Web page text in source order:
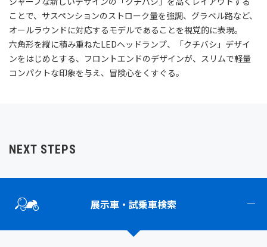
ことで、サスペンションのストローク量を強調、グラベル路など、
オールラウンドに対応するモデルであることを視覚的に表現。
六角形を縦に積み重ねたLEDヘッドランプ、「クチバシ」デザイ
ンをはじめとする、フロントエンドのデザインが、スリムで軽量
コンパクトな印象を与え、冒険心をくすぐる。
NEXT STEPS
展示車・試乗車検索